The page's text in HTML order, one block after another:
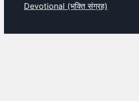
Devotional (भक्ति संग्रह)